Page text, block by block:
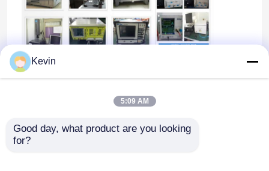
Kevin
5:09 AM
Good day, what product are you looking
for?